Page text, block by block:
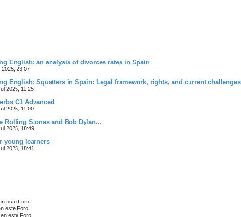
English: an analysis of divorces rates in Spain
2025, 23:07
English: Squatters in Spain: Legal framework, rights, and current challenges
2025, 11:25
C1 Advanced
2025, 11:00
Rolling Stones and Bob Dylan...
2025, 18:49
young learners
2025, 18:41
este Foro
este Foro
este Foro